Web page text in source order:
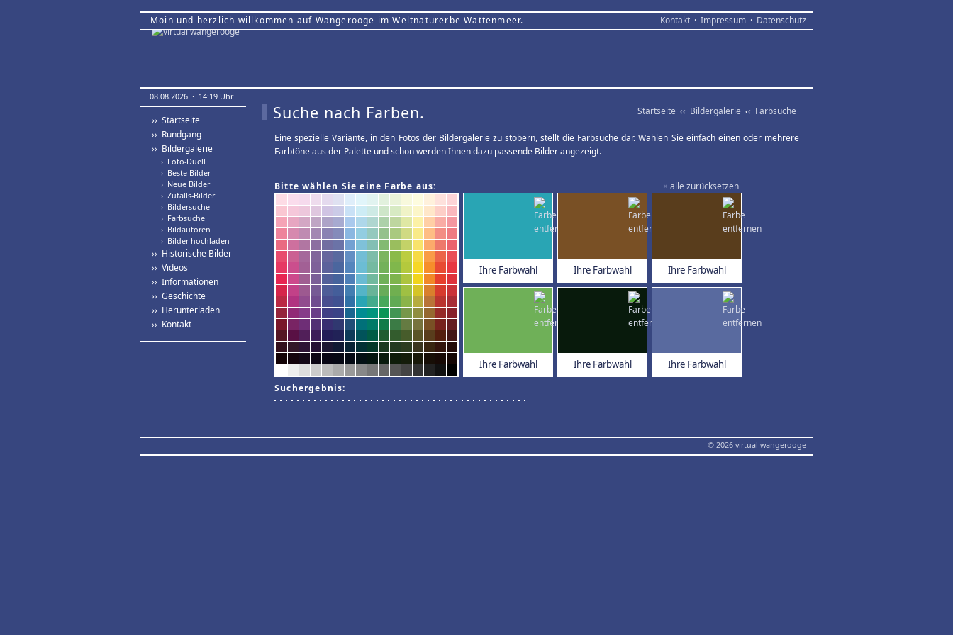
Moin und herzlich willkommen auf Wangerooge im Weltnaturerbe Wattenmeer. Kontakt · Impressum · Datenschutz
08.08.2026 · 14:19 Uhr.
›› Startseite
›› Rundgang
›› Bildergalerie
› Foto-Duell
› Beste Bilder
› Neue Bilder
› Zufalls-Bilder
› Bildersuche
› Farbsuche
› Bildautoren
› Bilder hochladen
›› Historische Bilder
›› Videos
›› Informationen
›› Geschichte
›› Herunterladen
›› Kontakt
Startseite ‹‹ Bildergalerie ‹‹ Farbsuche
Suche nach Farben.
Eine spezielle Variante, in den Fotos der Bildergalerie zu stöbern, stellt die Farbsuche dar. Wählen Sie einfach einen oder mehrere
Farbtöne aus der Palette und schon werden Ihnen dazu passende Bilder angezeigt.
× alle zurücksetzen
Bitte wählen Sie eine Farbe aus:
Ihre Farbwahl Ihre Farbwahl Ihre Farbwahl
Ihre Farbwahl Ihre Farbwahl Ihre Farbwahl
Suchergebnis:
© 2026 virtual wangerooge